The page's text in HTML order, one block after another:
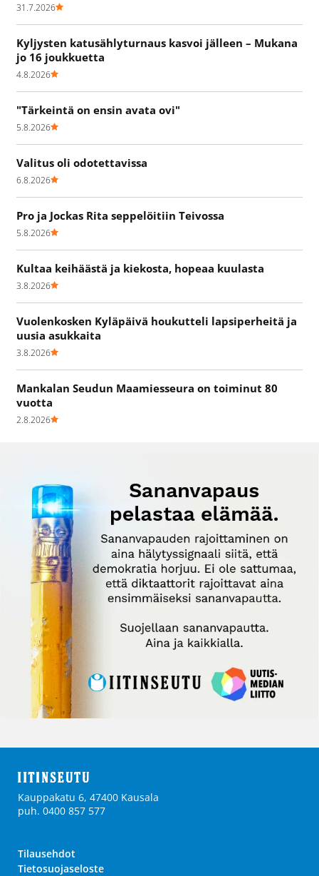
31.7.2026
Kyljysten katusählyturnaus kasvoi jälleen – Mukana
jo 16 joukkuetta
4.8.2026
"Tärkeintä on ensin avata ovi"
5.8.2026
Valitus oli odotettavissa
6.8.2026
Pro ja Jockas Rita seppelöitiin Teivossa
5.8.2026
Kultaa keihäästä ja kiekosta, hopeaa kuulasta
3.8.2026
Vuolenkosken Kyläpäivä houkutteli lapsiperheitä ja
uusia asukkaita
3.8.2026
Mankalan Seudun Maamiesseura on toiminut 80
vuotta
2.8.2026
Kauppakatu 6, 47400 Kausala
puh. 0400 857 577
Tilausehdot
Tietosuojaseloste